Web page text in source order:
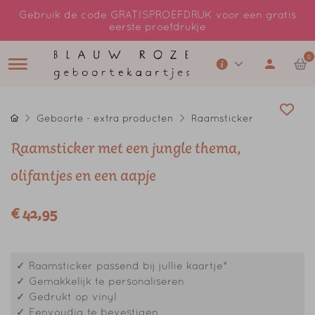
Gebruik de code GRATISPROEFDRUK voor een gratis
eerste proefdrukje
0
Geboorte - extra producten Raamsticker
Raamsticker met een jungle thema,
olifantjes en een aapje
€ 42,95
✓ Raamsticker passend bij jullie kaartje*
✓ Gemakkelijk te personaliseren
✓ Gedrukt op vinyl
✓ Eenvoudig te bevestigen